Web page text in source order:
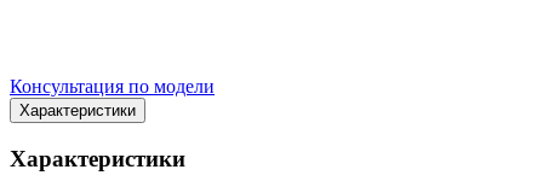
Консультация по модели
Характеристики
Характеристики